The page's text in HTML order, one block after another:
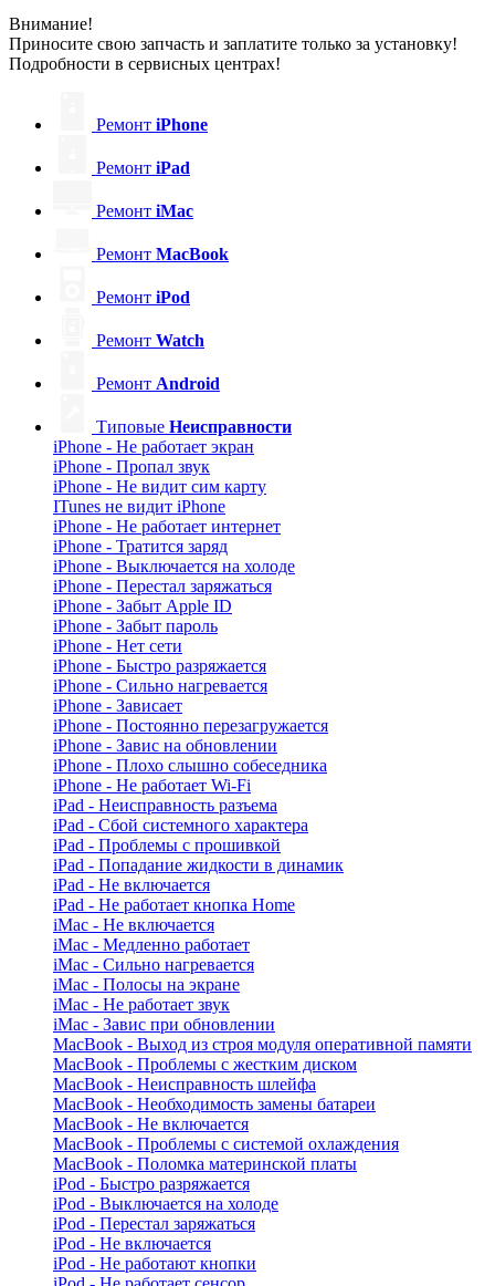
Внимание!
Приносите свою запчасть и заплатите только за установку!
Подробности в сервисных центрах!
Ремонт iPhone
Ремонт iPad
Ремонт iMac
Ремонт MacBook
Ремонт iPod
Ремонт Watch
Ремонт Android
Типовые Неисправности
iPhone - Не работает экран
iPhone - Пропал звук
iPhone - Не видит сим карту
ITunes не видит iPhone
iPhone - Не работает интернет
iPhone - Тратится заряд
iPhone - Выключается на холоде
iPhone - Перестал заряжаться
iPhone - Забыт Apple ID
iPhone - Забыт пароль
iPhone - Нет сети
iPhone - Быстро разряжается
iPhone - Сильно нагревается
iPhone - Зависает
iPhone - Постоянно перезагружается
iPhone - Завис на обновлении
iPhone - Плохо слышно собеседника
iPhone - Не работает Wi-Fi
iPad - Неисправность разъема
iPad - Сбой системного характера
iPad - Проблемы с прошивкой
iPad - Попадание жидкости в динамик
iPad - Не включается
iPad - Не работает кнопка Home
iMac - Не включается
iMac - Медленно работает
iMac - Сильно нагревается
iMac - Полосы на экране
iMac - Не работает звук
iMac - Завис при обновлении
MacBook - Выход из строя модуля оперативной памяти
MacBook - Проблемы с жестким диском
MacBook - Неисправность шлейфа
MacBook - Необходимость замены батареи
MacBook - Не включается
MacBook - Проблемы с системой охлаждения
MacBook - Поломка материнской платы
iPod - Быстро разряжается
iPod - Выключается на холоде
iPod - Перестал заряжаться
iPod - Не включается
iPod - Не работают кнопки